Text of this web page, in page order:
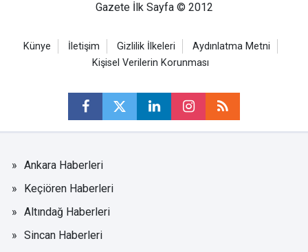
Gazete İlk Sayfa © 2012
Künye İletişim Gizlilik İlkeleri
Aydınlatma Metni
Kişisel Verilerin Korunması
Ankara Haberleri
Keçiören Haberleri
Altındağ Haberleri
Sincan Haberleri